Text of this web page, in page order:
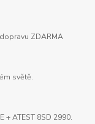
ZDARMA
světě.
ATEST 8SD 2990.